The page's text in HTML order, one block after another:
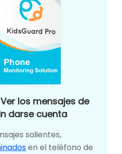
los mensajes de
darse cuenta
salientes,
en el teléfono de